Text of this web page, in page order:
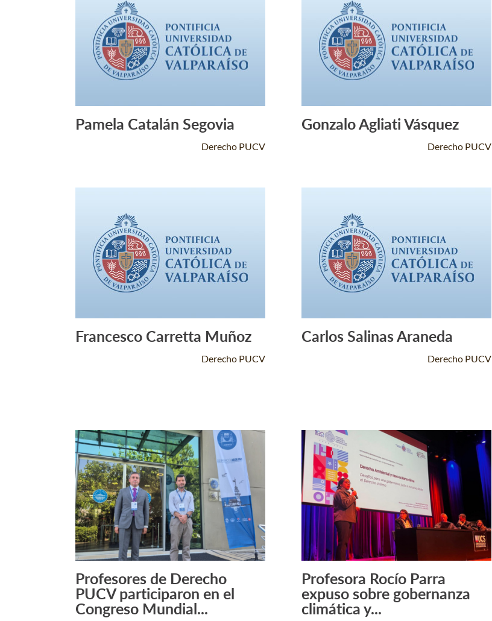
Leer Más +
Pamela Catalán Segovia
Derecho PUCV
Leer Más +
Gonzalo Agliati Vásquez
Derecho PUCV
Leer Más +
Francesco Carretta Muñoz
Derecho PUCV
Leer Más +
Carlos Salinas Araneda
Derecho PUCV
Leer Más +
Profesores de Derecho
PUCV participaron en el
Congreso Mundial...
Leer Más +
Profesora Rocío Parra
expuso sobre gobernanza
climática y...